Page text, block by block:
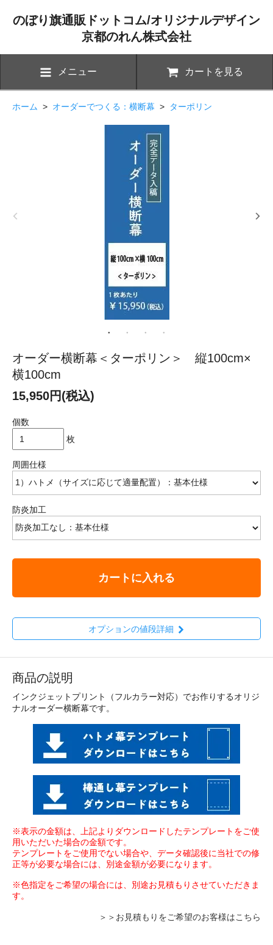
のぼり旗通販ドットコム/オリジナルデザイン
京都のれん株式会社
メニュー カートを見る
ホーム > オーダーでつくる：横断幕 > ターポリン
オーダー横断幕＜ターポリン＞ 縦100cm×
横100cm
15,950円(税込)
個数
枚
周囲仕様
防炎加工
カートに入れる
オプションの値段詳細
商品の説明
インクジェットプリント（フルカラー対応）でお作りするオリジ
ナルオーダー横断幕です。
※表示の金額は、上記よりダウンロードしたテンプレートをご使
用いただいた場合の金額です。
テンプレートをご使用でない場合や、データ確認後に当社での修
正等が必要な場合には、別途金額が必要になります。
※色指定をご希望の場合には、別途お見積もりさせていただきま
す。
＞＞お見積もりをご希望のお客様はこちら